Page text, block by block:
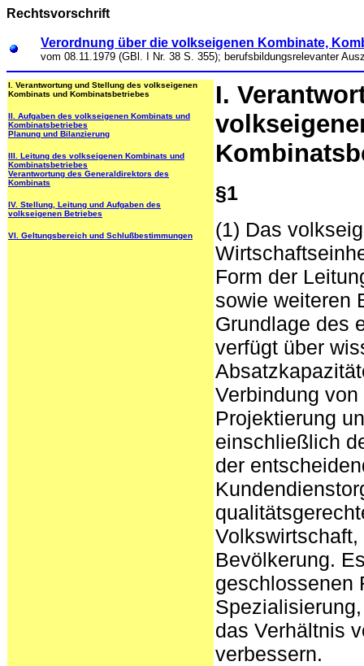
Rechtsvorschrift
Verordnung über die volkseigenen Kombinate,
vom 08.11.1979 (GBl. I Nr. 38 S. 355); berufsbildungsrelevanter
I. Verantwortung und Stellung des volkseigenen
Kombinats und Kombinatsbetriebes
II. Aufgaben des volkseigenen Kombinats und
Kombinatsbetriebes
Planung und Bilanzierung
III. Leitung des volkseigenen Kombinats und
Kombinatsbetriebes
Verantwortung des Generaldirektors des
Kombinats
IV. Stellung, Leitung und Aufgaben des
volkseigenen Betriebes
VI. Geltungsbereich und Schlußbestimmungen
I.
§1
(1) Das
Form der
sowie weiteren
Grundlage des
verfügt über
Verbindung
Projektierung
einschließlich
der
Bevölkerung.
geschlossenen
das Verhältnis
verbessern.